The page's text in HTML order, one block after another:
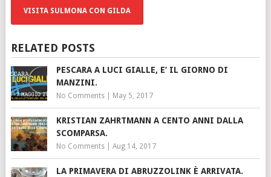
VISITA SULMONA CON GILDA
RELATED POSTS
PESCARA A LUCI GIALLE, E’ IL GIORNO DI
MANZINI.
No Comments| May 5, 2017
KRISTIAN ZAHRTMANN A CENTO ANNI DALLA
SCOMPARSA.
No Comments| Aug 14, 2017
LA PRIMAVERA DI ABRUZZOLINK È ARRIVATA.